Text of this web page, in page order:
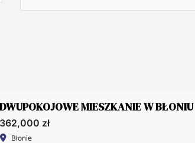
DWUPOKOJOWE MIESZKANIE W BŁONIU
362,000 zł
Błonie